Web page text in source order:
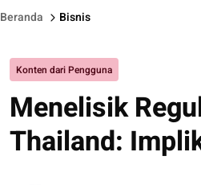
Beranda Bisnis
Konten dari Pengguna
Menelisik
Thailand: